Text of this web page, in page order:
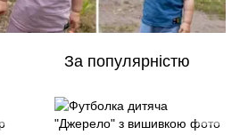
За популярністю